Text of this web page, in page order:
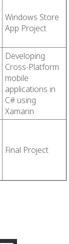
Windows Store
App Project
Developing
Cross-Platform
mobile
applications in
C# using
Xamarin
Final Project